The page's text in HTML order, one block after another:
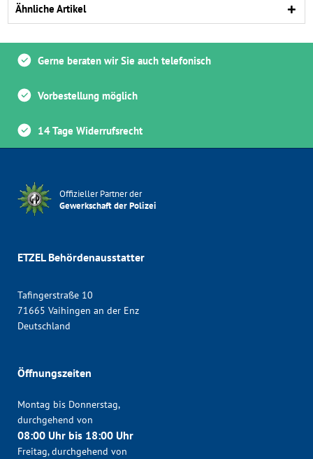
Ähnliche Artikel
Gerne beraten wir Sie auch telefonisch
Vorbestellung möglich
14 Tage Widerrufsrecht
Offizieller Partner der
Gewerkschaft der Polizei
ETZEL Behördenausstatter
Tafingerstraße 10
71665 Vaihingen an der Enz
Deutschland
Öffnungszeiten
Montag bis Donnerstag,
durchgehend von
08:00 Uhr bis 18:00 Uhr
Freitag, durchgehend von